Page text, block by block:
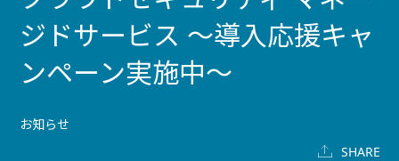
ジドサービス ～導入応援キャ
ンペーン実施中～
お知らせ
SHARE